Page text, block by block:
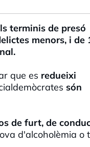
terminis de presó
menors, i de
que es redueixi
són
de furt, de
d'alcoholèmia o